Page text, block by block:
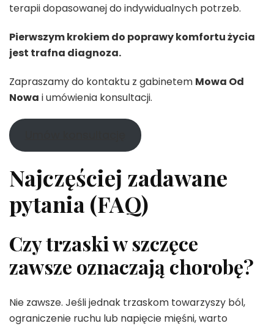
terapii dopasowanej do indywidualnych potrzeb.
Pierwszym krokiem do poprawy komfortu życia
jest trafna diagnoza.
Zapraszamy do kontaktu z gabinetem Mowa Od
Nowa i umówienia konsultacji.
Najczęściej zadawane
pytania (FAQ)
Czy trzaski w szczęce
zawsze oznaczają chorobę?
Nie zawsze. Jeśli jednak trzaskom towarzyszy ból,
ograniczenie ruchu lub napięcie mięśni, warto